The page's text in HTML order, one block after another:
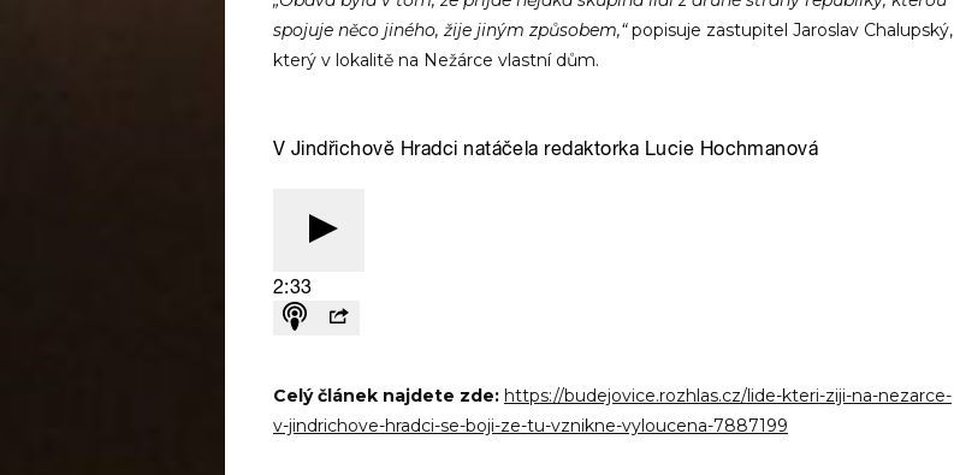
spojuje něco jiného, žije jiným způsobem,“popisuje zastupitel Jaroslav Chalupský,
který v lokalitě na Nežárce vlastní dům.
Celý článek najdete zde: https://budejovice.rozhlas.cz/lide-kteri-ziji-na-nezarce-
v-jindrichove-hradci-se-boji-ze-tu-vznikne-vyloucena-7887199